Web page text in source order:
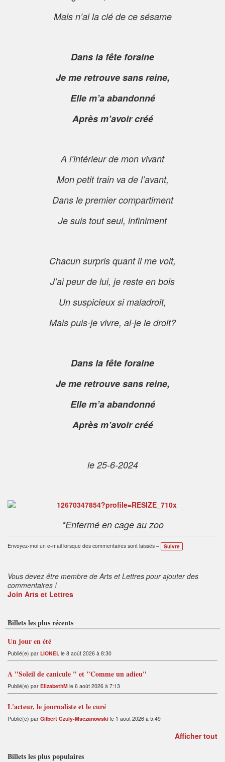
Mais n’ai la clé de ce sésame
Dans la fête foraine
Je me retrouve sans reine,
Elle m’a abandonné
Après m’avoir créé
A l’intérieur de mon vivant
Mon petit train va de l’avant,
Dans le premier compartiment
Je suis tout seul, infiniment
Chacun surpris quant il me voit,
J’ai peur de lui, je reste en bois
Un suspicieux si maladroit,
Mais puis-je vivre, ai-je le droit?
Dans la fête foraine
Je me retrouve sans reine,
Elle m’a abandonné
Après m’avoir créé
le 25-6-2024
*Enfermé en cage au zoo
Envoyez-moi un e-mail lorsque des commentaires sont laissés – Suivre
Vous devez être membre de Arts et Lettres pour ajouter des
commentaires !
Join Arts et Lettres
Billets les plus récents
Un jour en été
Publié(e) par LIONEL le 8 août 2026 à 8:30
A "Soleil de canicule " et "Comme un adieu"
Publié(e) par ElizabethM le 6 août 2026 à 7:13
L'acteur, le journaliste et le curé
Publié(e) par Gilbert Czuly-Msczanowski le 1 août 2026 à 5:49
Afficher tout
Billets les plus populaires